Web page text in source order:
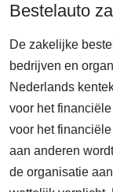
Bestelauto
De zakelijke
bedrijven en
Nederlands
voor het
voor het
aan anderen
de organisatie